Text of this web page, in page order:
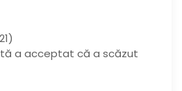
a acceptat că a scăzut